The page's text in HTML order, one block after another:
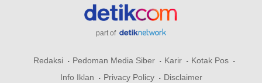
part of
Redaksi Pedoman Media Siber Karir
Kotak Pos
Info Iklan
Privacy Policy Disclaimer